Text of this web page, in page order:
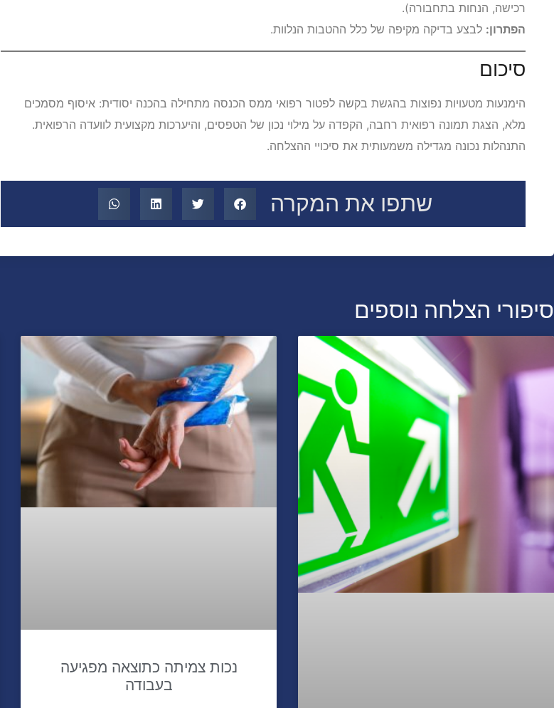
רכישה, הנחות בתחבורה).
הפתרון: לבצע בדיקה מקיפה של כלל ההטבות הנלוות.
סיכום
הימנעות מטעויות נפוצות בהגשת בקשה לפטור רפואי ממס הכנסה מתחילה בהכנה יסודית: איסוף מסמכים
מלא, הצגת תמונה רפואית רחבה, הקפדה על מילוי נכון של הטפסים, והיערכות מקצועית לוועדה הרפואית.
התנהלות נכונה מגדילה משמעותית את סיכויי ההצלחה.
שתפו את המקרה
סיפורי הצלחה נוספים
נכות צמיתה כתוצאה מפגיעה
בעבודה